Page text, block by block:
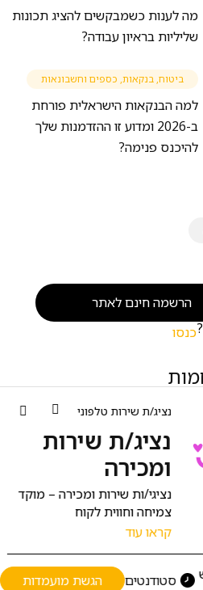
מה לענות כשמבקשים להציג תכונות
שליליות בראיון עבודה?
ביטוח, בנקאות, כספים וחשבונאות
למה הבנקאות הישראלית פורחת
ב-2026 ומדוע זו ההזדמנות שלך
להיכנס פנימה?
הרשמה חינם לאתר
כנסו
נציג/ת שירות טלפוני
נציג/ת שירות
ומכירה
נציגי/ות שירות ומכירה – מוקד
צמיחה וחווית לקוח
לחברה מובילה בתחום
נציגי/ות שירות ומכירה למוקד
דינמי ומקצועי עם אווירה
קראו עוד
סטודנטים הגשת מועמדות